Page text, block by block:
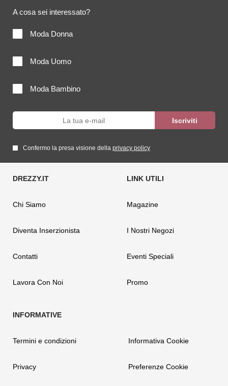
A cosa sei interessato?
Moda Donna
Moda Uomo
Moda Bambino
Confermo la presa visione della privacy policy
Chi Siamo
Diventa Inserzionista
Contatti
Lavora Con Noi
Magazine
I Nostri Negozi
Eventi Speciali
Promo
Termini e condizioni
Privacy
Informativa Cookie
Preferenze Cookie